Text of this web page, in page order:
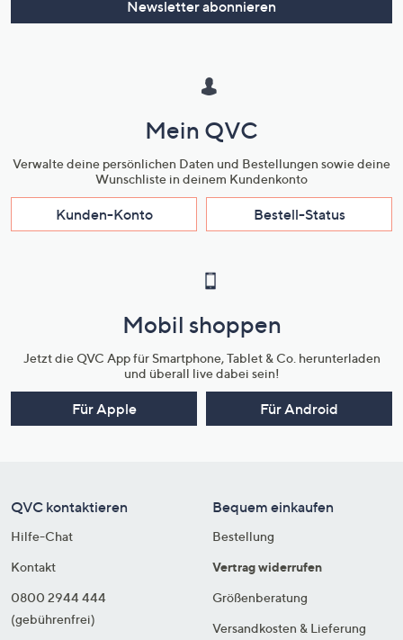
Newsletter abonnieren
Mein QVC
Verwalte deine persönlichen Daten und Bestellungen sowie deine
Wunschliste in deinem Kundenkonto
Kunden-Konto Bestell-Status
Mobil shoppen
Jetzt die QVC App für Smartphone, Tablet & Co. herunterladen
und überall live dabei sein!
Für Apple Für Android
QVC kontaktieren
Hilfe-Chat
Kontakt
0800 2944 444
(gebührenfrei)
Bequem einkaufen
Bestellung
Vertrag widerrufen
Größenberatung
Versandkosten & Lieferung